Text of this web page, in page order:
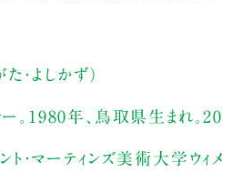
・よしかず）
ー。1980年、鳥取県生まれ。20
ト・マーティンズ美術大学ウィメ